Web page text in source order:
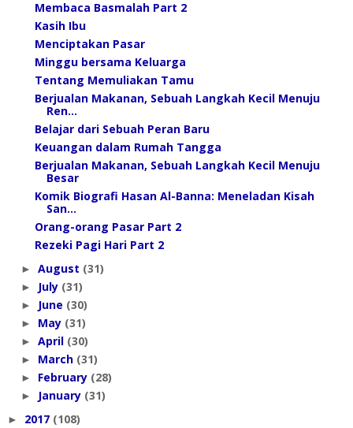
Membaca Basmalah Part 2
Kasih Ibu
Menciptakan Pasar
Minggu bersama Keluarga
Tentang Memuliakan Tamu
Berjualan Makanan, Sebuah Langkah Kecil Menuju
Ren...
Belajar dari Sebuah Peran Baru
Keuangan dalam Rumah Tangga
Berjualan Makanan, Sebuah Langkah Kecil Menuju
Besar
Komik Biografi Hasan Al-Banna: Meneladan Kisah
San...
Orang-orang Pasar Part 2
Rezeki Pagi Hari Part 2
► August (31)
► July (31)
► June (30)
► May (31)
► April (30)
► March (31)
► February (28)
► January (31)
► 2017 (108)